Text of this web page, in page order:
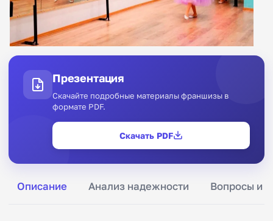
Описание Анализ надежности Вопросы и
Презентация
Скачайте подробные материалы франшизы в
формате PDF.
Скачать PDF